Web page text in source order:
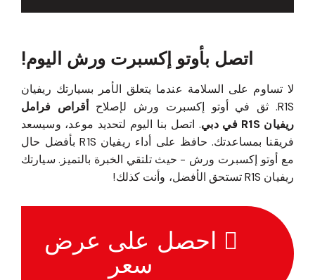
اتصل بأوتو إكسبرت ورش اليوم!
لا تساوم على السلامة عندما يتعلق الأمر بسيارتك ريفيان
R1S. ثق في أوتو إكسبرت ورش لإصلاح
أقراص فرامل
ريفيان R1S في دبي
. اتصل بنا اليوم لتحديد موعد، وسيسعد
فريقنا بمساعدتك. حافظ على أداء ريفيان R1S بأفضل حال
مع أوتو إكسبرت ورش - حيث تلتقي الخبرة بالتميز. سيارتك
ريفيان R1S تستحق الأفضل، وأنت كذلك!
احصل على عرض
سعر